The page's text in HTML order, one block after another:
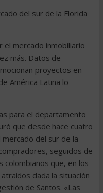
del sur de la Florida
el mercado inmobiliario
más. Datos de
proyectos en
América Latina lo
para el departamento
que desde hace cuatro
del sur de la
seguidos de
colombianos que, en los
dada la situación
de Santos. «Las